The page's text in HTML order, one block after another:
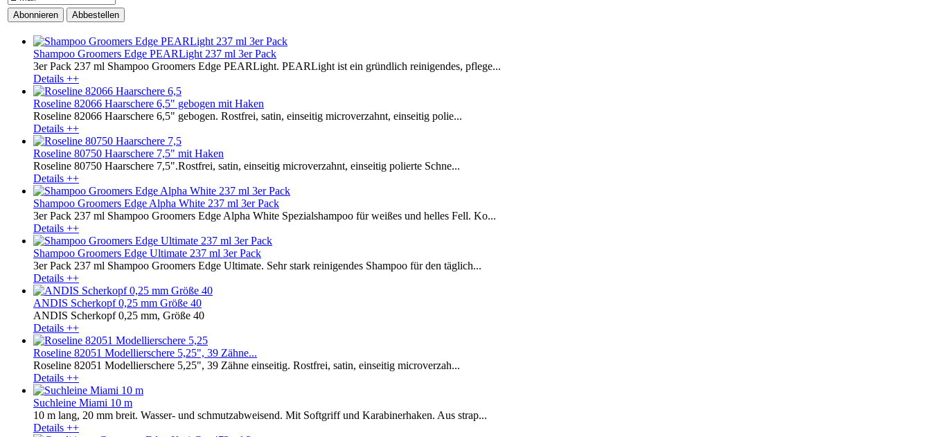
Shampoo Groomers Edge PEARLight 237 ml 3er Pack
3er Pack 237 ml Shampoo Groomers Edge PEARLight. PEARLight ist ein gründlich reinigendes, pflege...
Details ++
Roseline 82066 Haarschere 6,5" gebogen mit Haken
Roseline 82066 Haarschere 6,5" gebogen. Rostfrei, satin, einseitig microverzahnt, einseitig polie...
Details ++
Roseline 80750 Haarschere 7,5" mit Haken
Roseline 80750 Haarschere 7,5".Rostfrei, satin, einseitig microverzahnt, einseitig polierte Schne...
Details ++
Shampoo Groomers Edge Alpha White 237 ml 3er Pack
3er Pack 237 ml Shampoo Groomers Edge Alpha White Spezialshampoo für weißes und helles Fell. Ko...
Details ++
Shampoo Groomers Edge Ultimate 237 ml 3er Pack
3er Pack 237 ml Shampoo Groomers Edge Ultimate. Sehr stark reinigendes Shampoo für den täglich...
Details ++
ANDIS Scherkopf 0,25 mm Größe 40
ANDIS Scherkopf 0,25 mm, Größe 40
Details ++
Roseline 82051 Modellierschere 5,25", 39 Zähne...
Roseline 82051 Modellierschere 5,25", 39 Zähne einseitig. Rostfrei, satin, einseitig microverzah...
Details ++
Suchleine Miami 10 m
10 m lang, 20 mm breit. Wasser- und schmutzabweisend. Mit Softgriff und Karabinerhaken. Aus strap...
Details ++